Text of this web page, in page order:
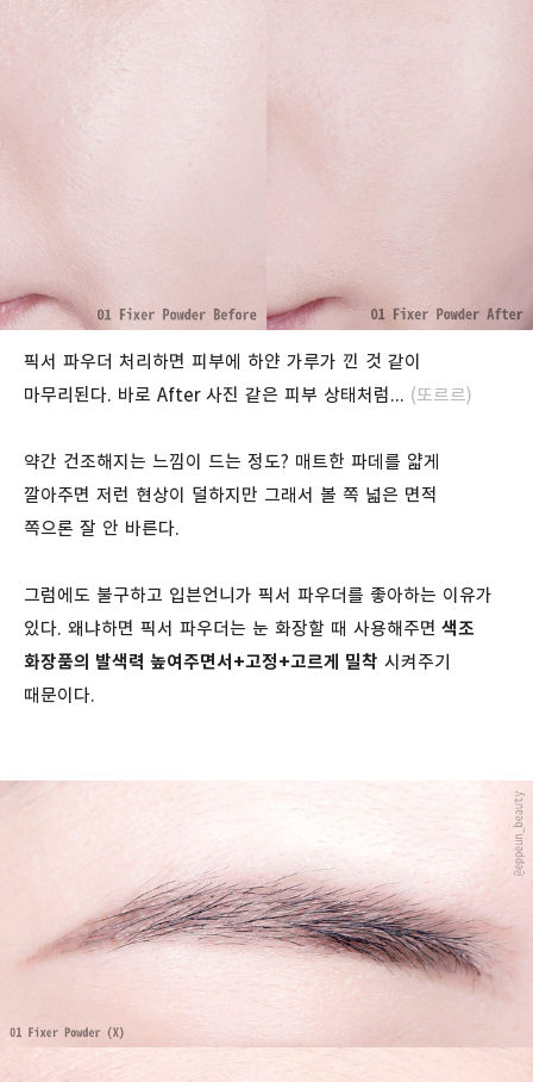
픽서 파우더 처리하면 피부에 하얀 가루가 낀 것 같이
마무리된다. 바로 After 사진 같은 피부 상태처럼... (또르르)
약간 건조해지는 느낌이 드는 정도? 매트한 파데를 얇게
깔아주면 저런 현상이 덜하지만 그래서 볼 쪽 넓은 면적
쪽으론 잘 안 바른다.
그럼에도 불구하고 입븐언니가 픽서 파우더를 좋아하는 이유가
있다. 왜냐하면 픽서 파우더는 눈 화장할 때 사용해주면 색조
화장품의 발색력 높여주면서+고정+고르게 밀착 시켜주기
때문이다.